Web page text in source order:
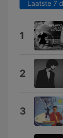
Laatste 7
1
2
3